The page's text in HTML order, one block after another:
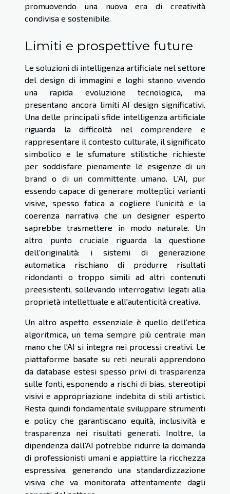
promuovendo una nuova era di creatività
condivisa e sostenibile.
Limiti e prospettive future
Le soluzioni di intelligenza artificiale nel settore
del design di immagini e loghi stanno vivendo
una rapida evoluzione tecnologica, ma
presentano ancora limiti AI design significativi.
Una delle principali sfide intelligenza artificiale
riguarda la difficoltà nel comprendere e
rappresentare il contesto culturale, il significato
simbolico e le sfumature stilistiche richieste
per soddisfare pienamente le esigenze di un
brand o di un committente umano. L'AI, pur
essendo capace di generare molteplici varianti
visive, spesso fatica a cogliere l'unicità e la
coerenza narrativa che un designer esperto
saprebbe trasmettere in modo naturale. Un
altro punto cruciale riguarda la questione
dell'originalità: i sistemi di generazione
automatica rischiano di produrre risultati
ridondanti o troppo simili ad altri contenuti
preesistenti, sollevando interrogativi legati alla
proprietà intellettuale e all'autenticità creativa.
Un altro aspetto essenziale è quello dell'etica
algoritmica, un tema sempre più centrale man
mano che l'AI si integra nei processi creativi. Le
piattaforme basate su reti neurali apprendono
da database estesi spesso privi di trasparenza
sulle fonti, esponendo a rischi di bias, stereotipi
visivi e appropriazione indebita di stili artistici.
Resta quindi fondamentale sviluppare strumenti
e policy che garantiscano equità, inclusività e
trasparenza nei risultati generati. Inoltre, la
dipendenza dall'AI potrebbe ridurre la domanda
di professionisti umani e appiattire la ricchezza
espressiva, generando una standardizzazione
visiva che va monitorata attentamente dagli